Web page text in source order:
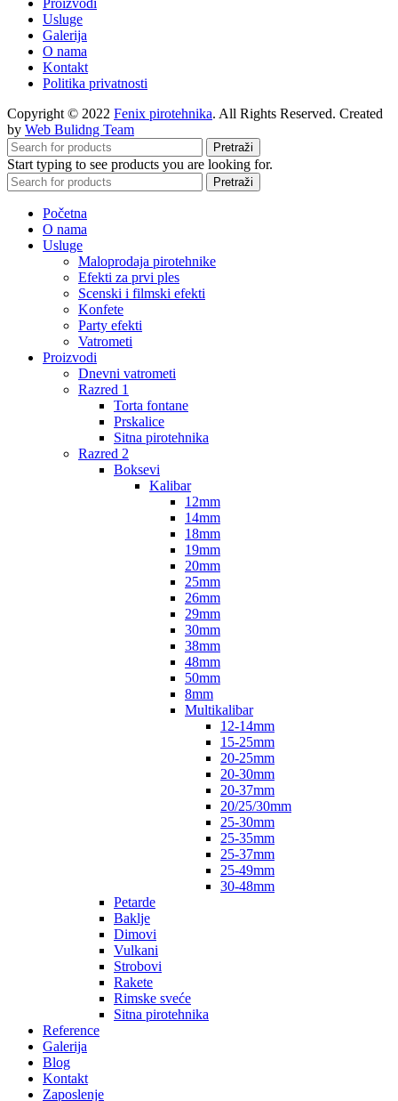
Proizvodi
Usluge
Galerija
O nama
Kontakt
Politika privatnosti
Copyright © 2022 Fenix pirotehnika. All Rights Reserved. Created
by Web Bulidng Team
Pretraži
Start typing to see products you are looking for.
Pretraži
Početna
O nama
Usluge
Maloprodaja pirotehnike
Efekti za prvi ples
Scenski i filmski efekti
Konfete
Party efekti
Vatrometi
Proizvodi
Dnevni vatrometi
Razred 1
Torta fontane
Prskalice
Sitna pirotehnika
Razred 2
Boksevi
Kalibar
12mm
14mm
18mm
19mm
20mm
25mm
26mm
29mm
30mm
38mm
48mm
50mm
8mm
Multikalibar
12-14mm
15-25mm
20-25mm
20-30mm
20-37mm
20/25/30mm
25-30mm
25-35mm
25-37mm
25-49mm
30-48mm
Petarde
Baklje
Dimovi
Vulkani
Strobovi
Rakete
Rimske sveće
Sitna pirotehnika
Reference
Galerija
Blog
Kontakt
Zaposlenje